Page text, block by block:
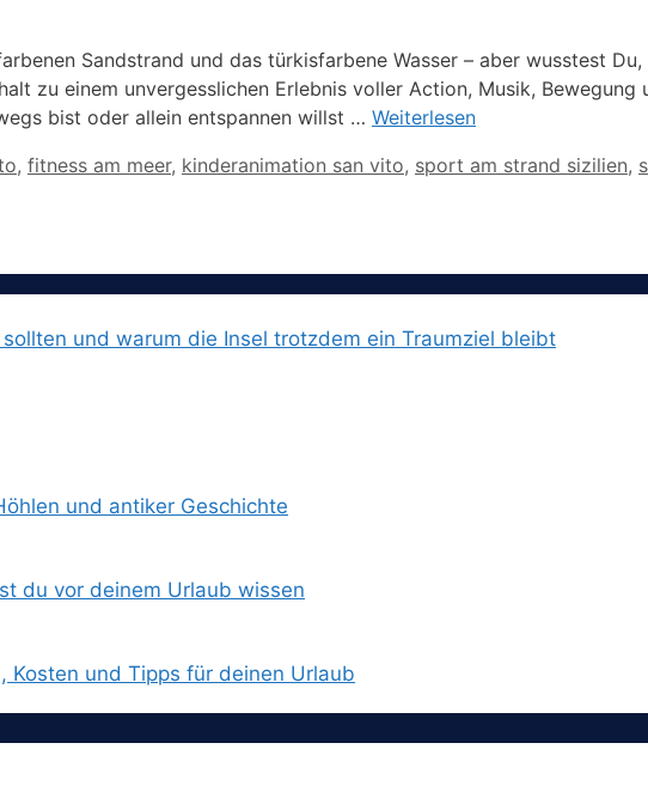
Sandstrand und das türkisfarbene Wasser – aber wusstest
zu einem unvergesslichen Erlebnis voller Action, Musik, Bewegung
bist oder allein entspannen willst … Weiterlesen
, fitness am meer, kinderanimation san vito, sport am strand sizilien,
und warum die Insel trotzdem ein Traumziel bleibt
und antiker Geschichte
du vor deinem Urlaub wissen
Kosten und Tipps für deinen Urlaub